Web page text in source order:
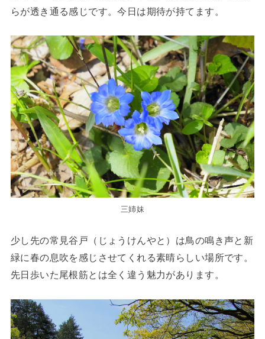
らが透き通る感じです。今日は期待が持てます。
三姉妹
少し先の常見谷戸（じょうけんやと）は鳥の鳴き声と新
緑に春の息吹を感じさせてくれる素晴らしい場所です。
先日歩いた尾根筋とは全く違う魅力があります。